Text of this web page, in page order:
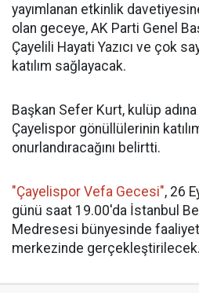
yayımlanan etkinlik
olan geceye, AK Parti Genel
Çayelili Hayati Yazıcı ve çok
katılım sağlayacak.
Başkan Sefer Kurt, kulüp adına
Çayelispor gönüllülerinin
onurlandıracağını belirtti.
"Çayelispor Vefa Gecesi", 26
günü saat 19.00'da İstanbul
Medresesi bünyesinde
merkezinde gerçekleştirilecek.